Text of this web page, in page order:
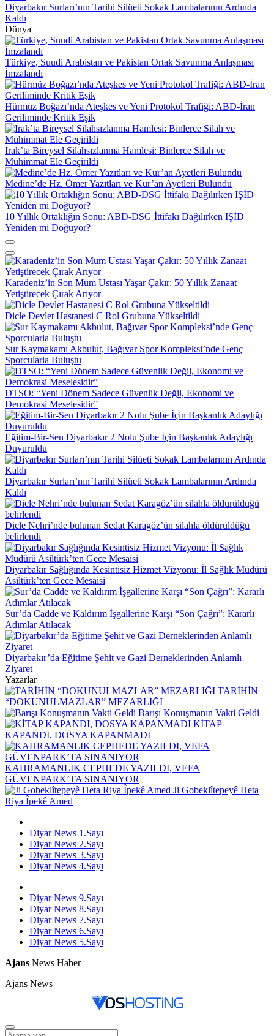
Diyarbakır Surları’nın Tarihi Silüeti Sokak Lambalarının Ardında
Kaldı
Dünya
Türkiye, Suudi Arabistan ve Pakistan Ortak Savunma Anlaşması
İmzalandı
Hürmüz Boğazı’nda Ateşkes ve Yeni Protokol Trafiği: ABD-İran
Geriliminde Kritik Eşik
Irak’ta Bireysel Silahsızlanma Hamlesi: Binlerce Silah ve
Mühimmat Ele Geçirildi
Medine’de Hz. Ömer Yazıtları ve Kur’an Ayetleri Bulundu
10 Yıllık Ortaklığın Sonu: ABD-DSG İttifakı Dağılırken IŞİD
Yeniden mi Doğuyor?
Karadeniz’in Son Mum Ustası Yaşar Çakır: 50 Yıllık Zanaat
Yetiştirecek Çırak Arıyor
Dicle Devlet Hastanesi C Rol Grubuna Yükseltildi
Sur Kaymakamı Akbulut, Bağıvar Spor Kompleksi’nde Genç
Sporcularla Buluştu
DTSO: “Yeni Dönem Sadece Güvenlik Değil, Ekonomi ve
Demokrasi Meselesidir”
Eğitim-Bir-Sen Diyarbakır 2 Nolu Şube İçin Başkanlık Adaylığı
Duyuruldu
Diyarbakır Surları’nın Tarihi Silüeti Sokak Lambalarının Ardında
Kaldı
Dicle Nehri’nde bulunan Sedat Karagöz’ün silahla öldürüldüğü
belirlendi
Diyarbakır Sağlığında Kesintisiz Hizmet Vizyonu: İl Sağlık Müdürü
Asiltürk’ten Gece Mesaisi
Sur’da Cadde ve Kaldırım İşgallerine Karşı “Son Çağrı”: Kararlı
Adımlar Atılacak
Diyarbakır’da Eğitime Şehit ve Gazi Derneklerinden Anlamlı
Ziyaret
Yazarlar
TARİHİN
“DOKUNULMAZLAR” MEZARLIĞI
Barışı Konuşmanın Vakti Geldi
KİTAP
KAPANDI, DOSYA KAPANMADI
KAHRAMANLIK CEPHEDE YAZILDI, VEFA
GÜVENPARK’TA SINANIYOR
Ji Gobeklîtepeyê Heta
Riya Îpekê Amed
Diyar News 1.Sayı
Diyar News 2.Sayı
Diyar News 3.Sayı
Diyar News 4.Sayı
Diyar News 9.Sayı
Diyar News 8.Sayı
Diyar News 7.Sayı
Diyar News 6.Sayı
Diyar News 5.Sayı
Ajans News Haber
Ajans News